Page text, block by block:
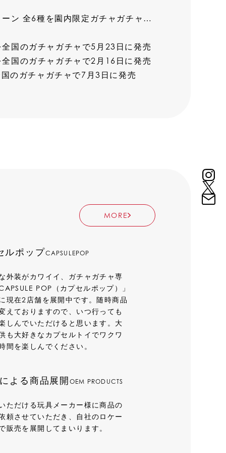
[PRESS]「すみっコぐらし」の「天王寺動物園」限定コラボキーチェーン 全6種を園内限定ガチャガチャで7月23日に発売
国のガチャガチャで5月23日に発売
国のガチャガチャで2月16日に発売
のガチャガチャで7月3日に発売
MORE
ルポップ CAPSULEPOP
外装がカワイイ、ガチャガチャ専
POP（カプセルポップ）」
現在2店舗を展開中です。随時商品
えておりますので、いつ行っても
しんでいただけると思います。大
も大好きなカプセルトイでワクワ
間を楽しんでください。
よる商品展開 OEM PRODUCTS
ただける玩具メーカー様に商品の
頼させていただき、自社のロケー
販売を展開してまいります。